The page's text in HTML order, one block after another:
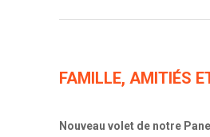
FAMILLE, AMITIÉS
Nouveau volet de notre